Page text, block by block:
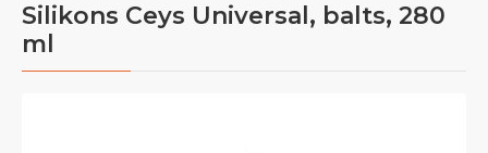
Silikons Ceys Universal, balts, 280
ml